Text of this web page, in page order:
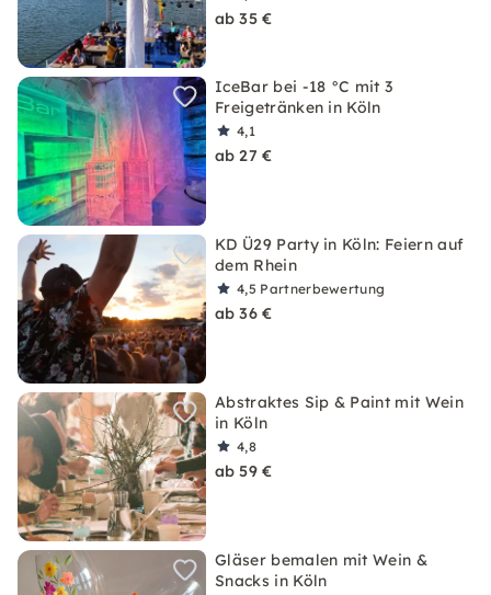
ab 35 €
IceBar bei -18 °C mit 3
Freigetränken in Köln
4,1
ab 27 €
KD Ü29 Party in Köln: Feiern auf
dem Rhein
4,5 Partnerbewertung
ab 36 €
Abstraktes Sip & Paint mit Wein
in Köln
4,8
ab 59 €
Gläser bemalen mit Wein &
Snacks in Köln